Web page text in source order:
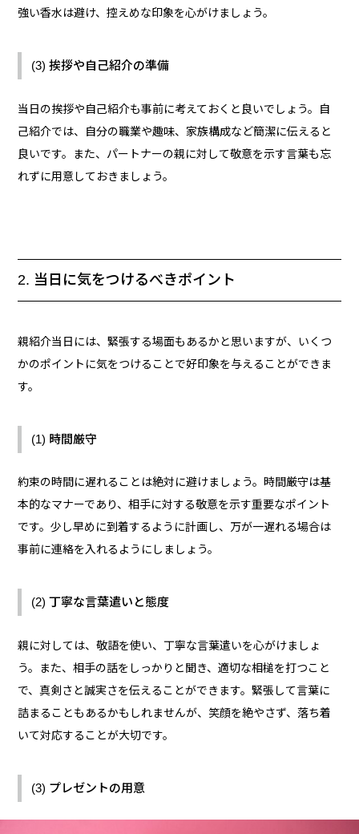
強い香水は避け、控えめな印象を心がけましょう。
(3) 挨拶や自己紹介の準備
当日の挨拶や自己紹介も事前に考えておくと良いでしょう。自
己紹介では、自分の職業や趣味、家族構成など簡潔に伝えると
良いです。また、パートナーの親に対して敬意を示す言葉も忘
れずに用意しておきましょう。
2. 当日に気をつけるべきポイント
親紹介当日には、緊張する場面もあるかと思いますが、いくつ
かのポイントに気をつけることで好印象を与えることができま
す。
(1) 時間厳守
約束の時間に遅れることは絶対に避けましょう。時間厳守は基
本的なマナーであり、相手に対する敬意を示す重要なポイント
です。少し早めに到着するように計画し、万が一遅れる場合は
事前に連絡を入れるようにしましょう。
(2) 丁寧な言葉遣いと態度
親に対しては、敬語を使い、丁寧な言葉遣いを心がけましょ
う。また、相手の話をしっかりと聞き、適切な相槌を打つこと
で、真剣さと誠実さを伝えることができます。緊張して言葉に
詰まることもあるかもしれませんが、笑顔を絶やさず、落ち着
いて対応することが大切です。
(3) プレゼントの用意